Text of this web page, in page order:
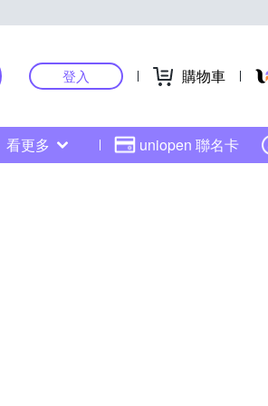
登入 購物車
看更多 uniopen 聯名卡